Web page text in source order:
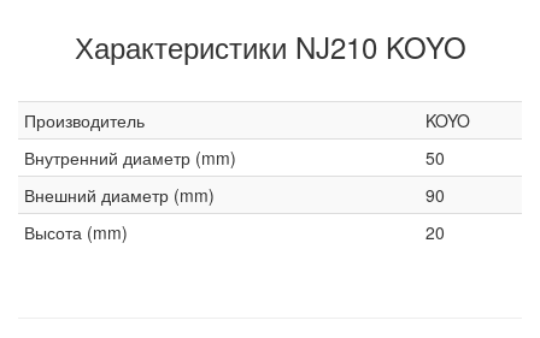
Характеристики NJ210 KOYO
Производитель
KOYO
Внутренний диаметр (mm)
50
Внешний диаметр (mm)
90
Высота (mm)
20